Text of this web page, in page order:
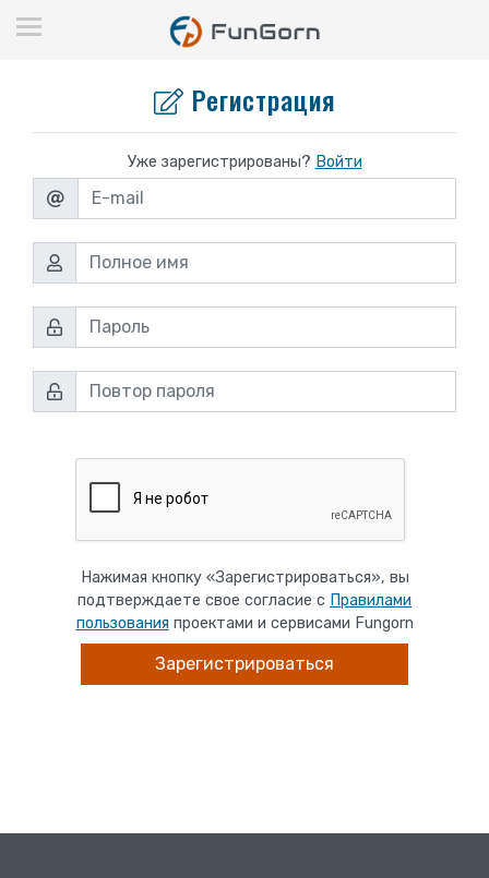
Регистрация
Уже зарегистрированы? Войти
Нажимая кнопку «Зарегистрироваться», вы
подтверждаете свое согласие с Правилами
пользования проектами и сервисами Fungorn